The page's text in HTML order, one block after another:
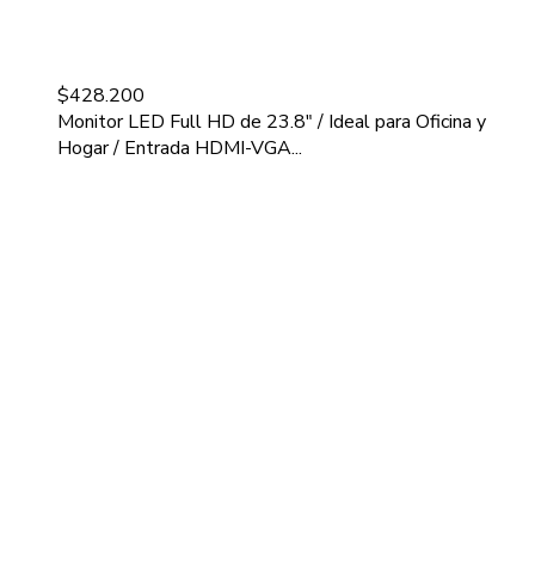
$428.200
Monitor LED Full HD de 23.8" / Ideal para Oficina y
Hogar / Entrada HDMI-VGA...